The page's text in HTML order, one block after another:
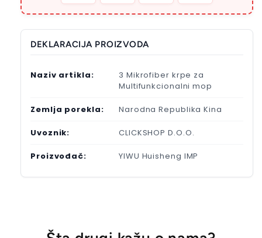
DEKLARACIJA PROIZVODA
Naziv artikla:
3 Mikrofiber krpe za
Multifunkcionalni mop
Zemlja porekla: Narodna Republika Kina
Uvoznik: CLICKSHOP D.O.O.
Proizvođač: YIWU Huisheng IMP